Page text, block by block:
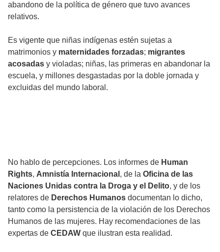
abandono de la política de género que tuvo avances
relativos.
Es vigente que niñas indígenas estén sujetas a
matrimonios y maternidades forzadas; migrantes
acosadas y violadas; niñas, las primeras en abandonar la
escuela, y millones desgastadas por la doble jornada y
excluidas del mundo laboral.
No hablo de percepciones. Los informes de Human
Rights, Amnistía Internacional , de la Oficina de las
Naciones Unidas contra la Droga y el Delito, y de los
relatores de Derechos Humanos documentan lo dicho,
tanto como la persistencia de la violación de los Derechos
Humanos de las mujeres. Hay recomendaciones de las
expertas de CEDAW que ilustran esta realidad.